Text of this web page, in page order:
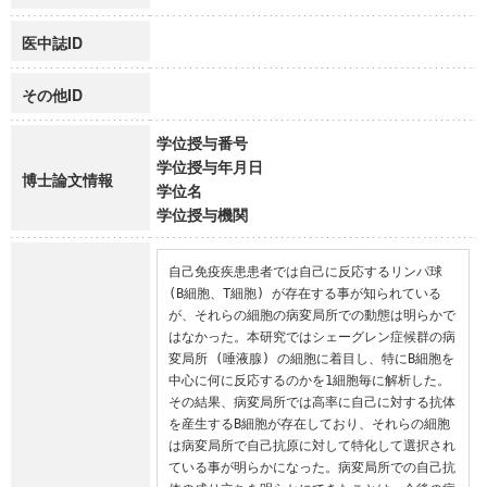
医中誌ID
その他ID
博士論文情報
学位授与番号
学位授与年月日
学位名
学位授与機関
自己免疫疾患患者では自己に反応するリンパ球
(B細胞、T細胞) が存在する事が知られている
が、それらの細胞の病変局所での動態は明らかで
はなかった。本研究ではシェーグレン症候群の病
変局所 (唾液腺) の細胞に着目し、特にB細胞を
中心に何に反応するのかを1細胞毎に解析した。
その結果、病変局所では高率に自己に対する抗体
を産生するB細胞が存在しており、それらの細胞
は病変局所で自己抗原に対して特化して選択され
ている事が明らかになった。病変局所での自己抗